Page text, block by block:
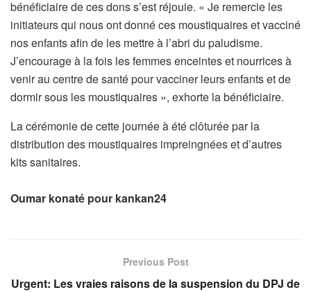
bénéficiaire de ces dons s’est réjouie. « Je remercie les
initiateurs qui nous ont donné ces moustiquaires et vacciné
nos enfants afin de les mettre à l’abri du paludisme.
J’encourage à la fois les femmes enceintes et nourrices à
venir au centre de santé pour vacciner leurs enfants et de
dormir sous les moustiquaires », exhorte la bénéficiaire.
La cérémonie de cette journée à été clôturée par la
distribution des moustiquaires impreingnées et d’autres
kits sanitaires.
Oumar konaté pour kankan24
Previous Post
Urgent: Les vraies raisons de la suspension du DPJ de